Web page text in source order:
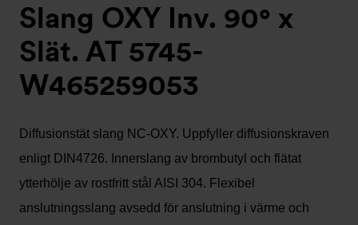
Slang OXY Inv. 90° x
Slät. AT 5745-
W465259053
Diffusionstät slang NC-OXY. Uppfyller diffusionskraven
enligt DIN4726. Innerslang av brombutyl och flätat
ytterhölje av rostfritt stål AISI 304. Flexibel
anslutningsslang avsedd för anslutning i värme och